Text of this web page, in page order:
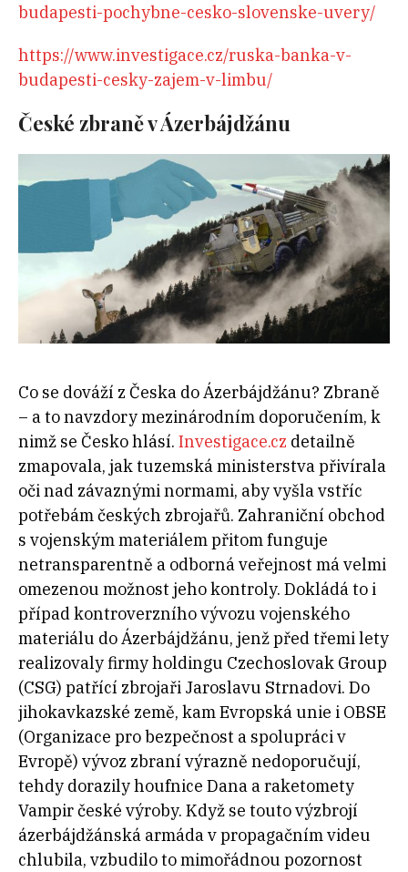
budapesti-pochybne-cesko-slovenske-uvery/
https://www.investigace.cz/ruska-banka-v-
budapesti-cesky-zajem-v-limbu/
České zbraně v Ázerbájdžánu
Co se dováží z Česka do Ázerbájdžánu? Zbraně
– a to navzdory mezinárodním doporučením, k
nimž se Česko hlásí. Investigace.cz detailně
zmapovala, jak tuzemská ministerstva přivírala
oči nad závaznými normami, aby vyšla vstříc
potřebám českých zbrojařů. Zahraniční obchod
s vojenským materiálem přitom funguje
netransparentně a odborná veřejnost má velmi
omezenou možnost jeho kontroly. Dokládá to i
případ kontroverzního vývozu vojenského
materiálu do Ázerbájdžánu, jenž před třemi lety
realizovaly firmy holdingu Czechoslovak Group
(CSG) patřící zbrojaři Jaroslavu Strnadovi. Do
jihokavkazské země, kam Evropská unie i OBSE
(Organizace pro bezpečnost a spolupráci v
Evropě) vývoz zbraní výrazně nedoporučují,
tehdy dorazily houfnice Dana a raketomety
Vampir české výroby. Když se touto výzbrojí
ázerbájdžánská armáda v propagačním videu
chlubila, vzbudilo to mimořádnou pozornost